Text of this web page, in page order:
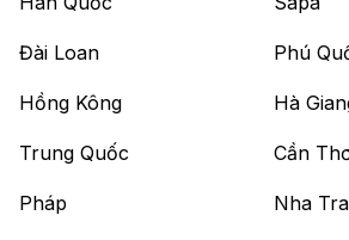
Đài Loan
Hồng Kông
Trung Quốc
Pháp
Phú
Hà
Cần
Nha